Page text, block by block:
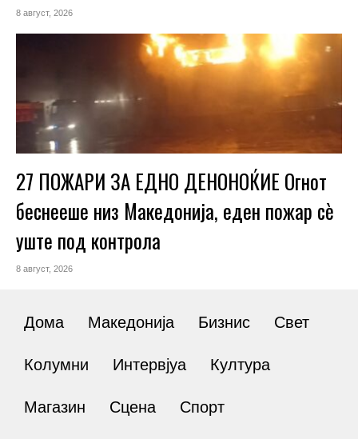
8 август, 2026
27 ПОЖАРИ ЗА ЕДНО ДЕНОНОЌИЕ Огнот
беснееше низ Македонија, еден пожар сè
уште под контрола
8 август, 2026
Дома Македонија Бизнис Свет
Колумни Интервјуа Култура
Магазин Сцена Спорт